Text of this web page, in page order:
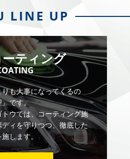
LINE UP
ティング
も大事になってくるの
です。
ウでは、コーティング施
ィを守りつつ、徹底した
します。